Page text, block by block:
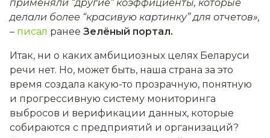
применяли “другие” коэффициенты, которые
делали более “красивую картинку” для отчетов»,
– писал ранее Зелёный портал.
Итак, ни о каких амбициозных целях Беларуси
речи нет. Но, может быть, наша страна за это
время создала какую-то прозрачную, понятную
и прогрессивную систему мониторинга
выбросов и верификации данных, которые
собираются с предприятий и организаций?